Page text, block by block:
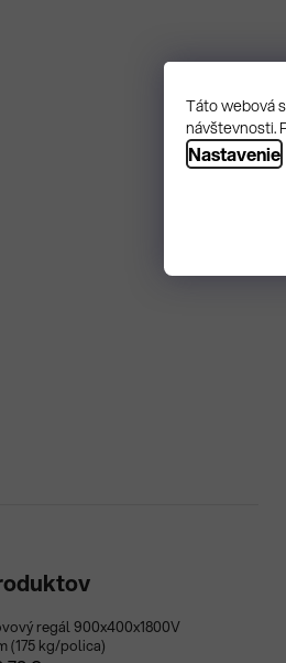
Táto webová
návštevnosti.
Nastavenie
regál 900x400x1800V
(175 kg/polica)